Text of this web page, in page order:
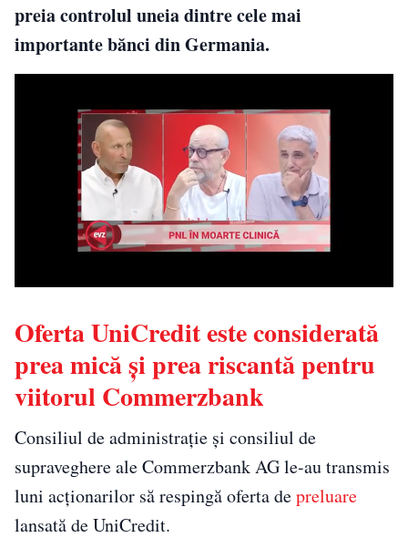
preia controlul uneia dintre cele mai
importante bănci din Germania.
Oferta UniCredit este considerată
prea mică și prea riscantă pentru
viitorul Commerzbank
Consiliul de administrație și consiliul de
supraveghere ale Commerzbank AG le-au transmis
luni acționarilor să respingă oferta depreluare
lansată de UniCredit.